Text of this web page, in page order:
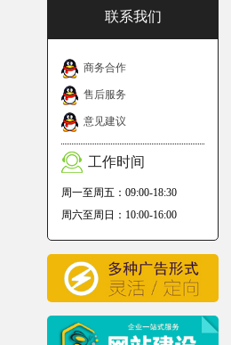
联系我们
商务合作
售后服务
意见建议
工作时间
周一至周五：09:00-18:30
周六至周日：10:00-16:00